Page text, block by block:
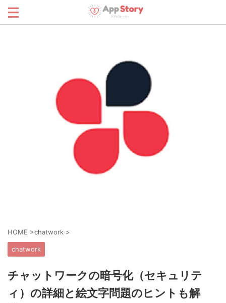
HOME >chatwork >
chatwork
チャットワークの暗号化（セキュリテ
ィ）の詳細と絵文字問題のヒントも解